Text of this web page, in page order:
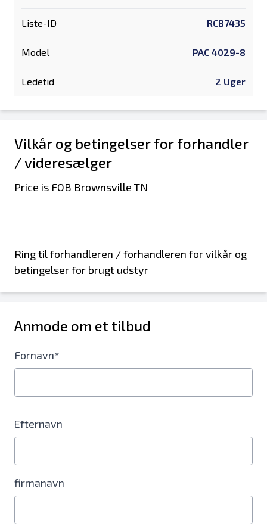
Liste-ID RCB7435
Model PAC 4029-8
Ledetid 2 Uger
Vilkår og betingelser for forhandler
/ videresælger
Price is FOB Brownsville TN
Ring til forhandleren / forhandleren for vilkår og
betingelser for brugt udstyr
Anmode om et tilbud
Fornavn*
Efternavn
firmanavn